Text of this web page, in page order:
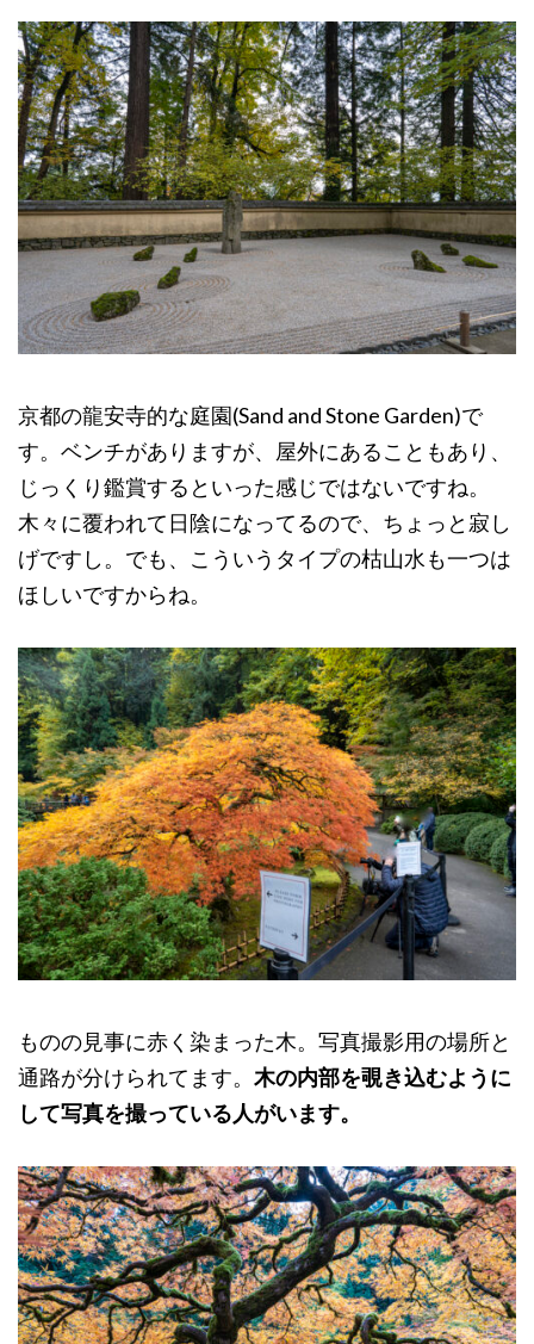
京都の龍安寺的な庭園(Sand and Stone Garden)で
す。ベンチがありますが、屋外にあることもあり、
じっくり鑑賞するといった感じではないですね。
木々に覆われて日陰になってるので、ちょっと寂し
げですし。でも、こういうタイプの枯山水も一つは
ほしいですからね。
ものの見事に赤く染まった木。写真撮影用の場所と
通路が分けられてます。 木の内部を覗き込むように
して写真を撮っている人がいます。